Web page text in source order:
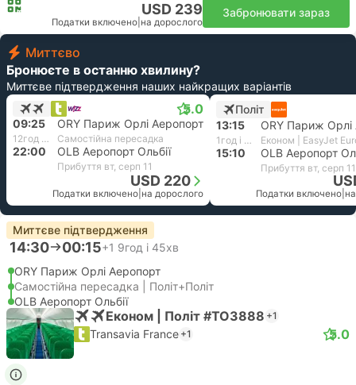
USD 239
Податки включено на дорослого
Забронювати зараз
Миттєво
Бронюєте в останню хвилину?
Миттєве підтвердження наших найкращих варіантів
5.0
09:25 ORY Париж Орлі Аеропорт
12год і 35хв Самостійна пересадка
22:00 OLB Аеропорт Ольбії
Прибуття вт, серп 11
USD 220
Податки включено на дорослого
Політ
13:15
ORY Париж Орлі
1год і 55хв Економ | EasyJet
15:10 OLB Аеропорт
Прибуття вт, серп 11
Податки включено
Миттєве підтвердження
14:30 00:15+1 9год і 45хв
ORY Париж Орлі Аеропорт
Самостійна пересадка | Політ+Політ
OLB Аеропорт Ольбії
Економ | Політ #TO3888 +1
Transavia France +1 5.0